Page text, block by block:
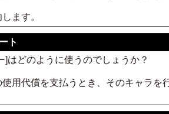
ます。
ト
]はどのように使うのでしょうか？
用代償を支払うとき、そのキャラ